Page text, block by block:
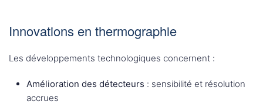
Innovations en thermographie
Les développements technologiques concernent :
Amélioration des détecteurs : sensibilité et résolution
accrues